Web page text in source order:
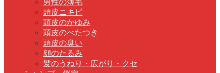
男性の薄毛
頭皮ニキビ
頭皮のかゆみ
頭皮のべたつき
頭皮の臭い
顔のたるみ
髪のうねり・広がり・クセ